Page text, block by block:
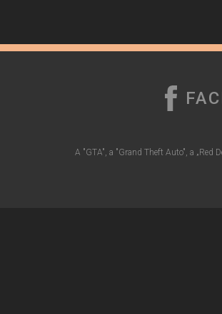
A "GTA", a "Grand Theft Auto", a „Red